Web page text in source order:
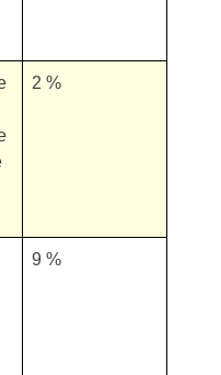
2 %
9 %